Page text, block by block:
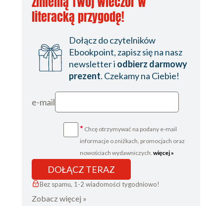
literacką przygodę!
Dołącz do czytelników
Ebookpoint, zapisz się na nasz
newsletter i odbierz darmowy
prezent. Czekamy na Ciebie!
e-mail
* Chcę otrzymywać na podany e-mail
informacje o zniżkach, promocjach oraz
nowościach wydawniczych. więcej »
DOŁĄCZ TERAZ
Bez spamu, 1-2 wiadomości tygodniowo!
Zobacz więcej »